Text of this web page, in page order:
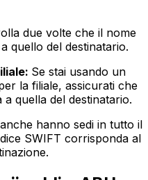
due volte che il nome
quello del destinatario.
Se stai usando un
la filiale, assicurati che
quella del destinatario.
hanno sedi in tutto il
SWIFT corrisponda al